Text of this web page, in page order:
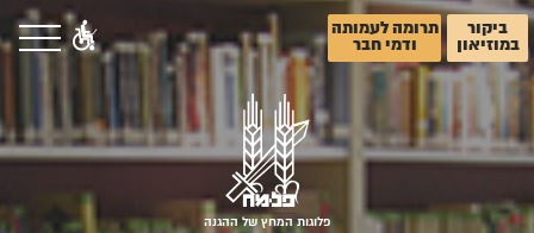
ביקור
במוזיאון
תרומה לעמותה
ודמי חבר
פלוגות המחץ של ההגנה